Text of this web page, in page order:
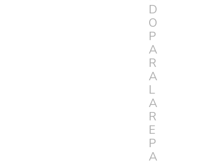
D
O
P
A
R
A
L
A
R
E
P
A